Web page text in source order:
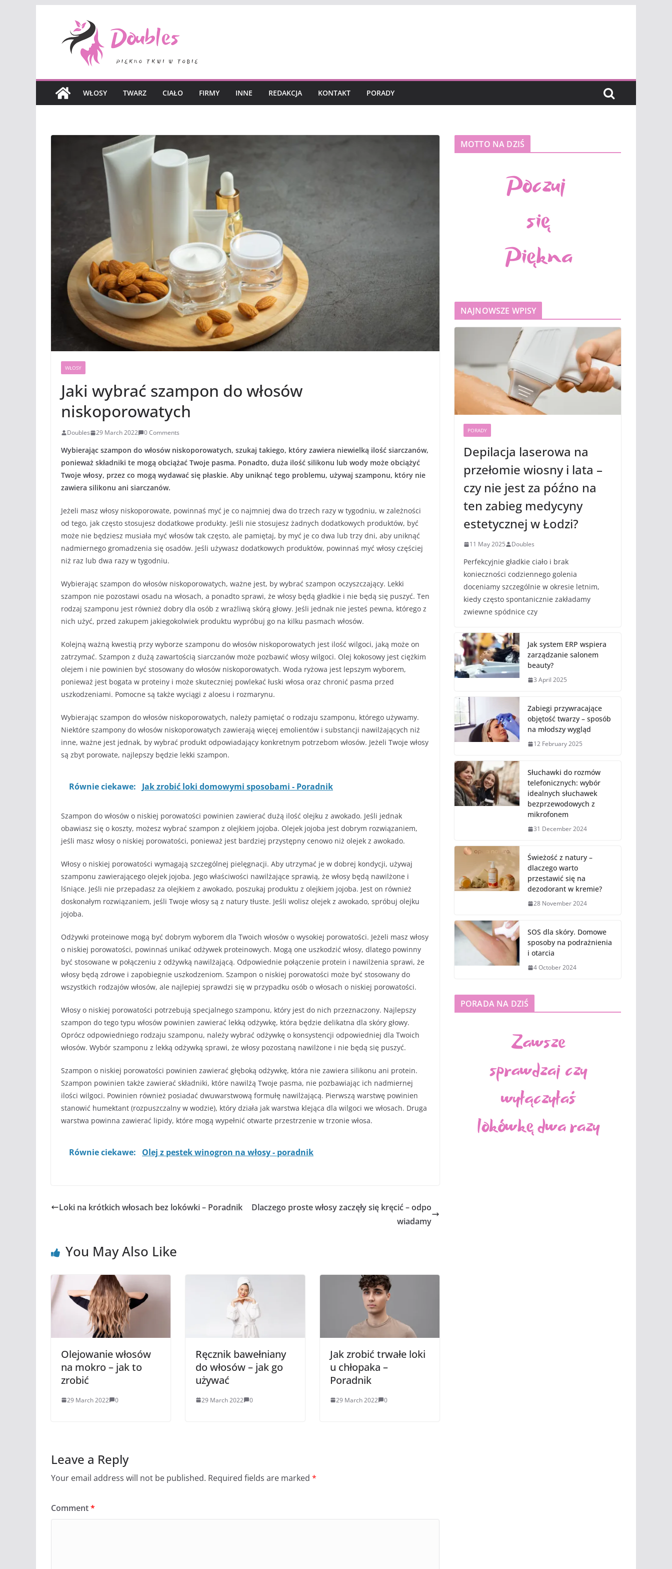
content
WŁOSY TWARZ CIAŁO FIRMY INNE REDAKCJA KONTAKT PORADY
WŁOSY
Jaki wybrać szampon do włosów
niskoporowatych
Doubles 29 March 2022 0 Comments
Wybierając szampon do włosów niskoporowatych, szukaj takiego, który zawiera niewielką ilość siarczanów,
ponieważ składniki te mogą obciążać Twoje pasma. Ponadto, duża ilość silikonu lub wody może obciążyć
Twoje włosy, przez co mogą wydawać się płaskie. Aby uniknąć tego problemu, używaj szamponu, który nie
zawiera silikonu ani siarczanów.
Jeżeli masz włosy niskoporowate, powinnaś myć je co najmniej dwa do trzech razy w tygodniu, w zależności
od tego, jak często stosujesz dodatkowe produkty. Jeśli nie stosujesz żadnych dodatkowych produktów, być
może nie będziesz musiała myć włosów tak często, ale pamiętaj, by myć je co dwa lub trzy dni, aby uniknąć
nadmiernego gromadzenia się osadów. Jeśli używasz dodatkowych produktów, powinnaś myć włosy częściej
niż raz lub dwa razy w tygodniu.
Wybierając szampon do włosów niskoporowatych, ważne jest, by wybrać szampon oczyszczający. Lekki
szampon nie pozostawi osadu na włosach, a ponadto sprawi, że włosy będą gładkie i nie będą się puszyć. Ten
rodzaj szamponu jest również dobry dla osób z wrażliwą skórą głowy. Jeśli jednak nie jesteś pewna, którego z
nich użyć, przed zakupem jakiegokolwiek produktu wypróbuj go na kilku pasmach włosów.
Kolejną ważną kwestią przy wyborze szamponu do włosów niskoporowatych jest ilość wilgoci, jaką może on
zatrzymać. Szampon z dużą zawartością siarczanów może pozbawić włosy wilgoci. Olej kokosowy jest ciężkim
olejem i nie powinien być stosowany do włosów niskoporowatych. Woda ryżowa jest lepszym wyborem,
ponieważ jest bogata w proteiny i może skuteczniej powlekać łuski włosa oraz chronić pasma przed
uszkodzeniami. Pomocne są także wyciągi z aloesu i rozmarynu.
Wybierając szampon do włosów niskoporowatych, należy pamiętać o rodzaju szamponu, którego używamy.
Niektóre szampony do włosów niskoporowatych zawierają więcej emolientów i substancji nawilżających niż
inne, ważne jest jednak, by wybrać produkt odpowiadający konkretnym potrzebom włosów. Jeżeli Twoje włosy
są zbyt porowate, najlepszy będzie lekki szampon.
Równie ciekawe: Jak zrobić loki domowymi sposobami - Poradnik
Szampon do włosów o niskiej porowatości powinien zawierać dużą ilość olejku z awokado. Jeśli jednak
obawiasz się o koszty, możesz wybrać szampon z olejkiem jojoba. Olejek jojoba jest dobrym rozwiązaniem,
jeśli masz włosy o niskiej porowatości, ponieważ jest bardziej przystępny cenowo niż olejek z awokado.
Włosy o niskiej porowatości wymagają szczególnej pielęgnacji. Aby utrzymać je w dobrej kondycji, używaj
szamponu zawierającego olejek jojoba. Jego właściwości nawilżające sprawią, że włosy będą nawilżone i
lśniące. Jeśli nie przepadasz za olejkiem z awokado, poszukaj produktu z olejkiem jojoba. Jest on również
doskonałym rozwiązaniem, jeśli Twoje włosy są z natury tłuste. Jeśli wolisz olejek z awokado, spróbuj olejku
jojoba.
Odżywki proteinowe mogą być dobrym wyborem dla Twoich włosów o wysokiej porowatości. Jeżeli masz włosy
o niskiej porowatości, powinnaś unikać odżywek proteinowych. Mogą one uszkodzić włosy, dlatego powinny
być stosowane w połączeniu z odżywką nawilżającą. Odpowiednie połączenie protein i nawilżenia sprawi, że
włosy będą zdrowe i zapobiegnie uszkodzeniom. Szampon o niskiej porowatości może być stosowany do
wszystkich rodzajów włosów, ale najlepiej sprawdzi się w przypadku osób o włosach o niskiej porowatości.
Włosy o niskiej porowatości potrzebują specjalnego szamponu, który jest do nich przeznaczony. Najlepszy
szampon do tego typu włosów powinien zawierać lekką odżywkę, która będzie delikatna dla skóry głowy.
Oprócz odpowiedniego rodzaju szamponu, należy wybrać odżywkę o konsystencji odpowiedniej dla Twoich
włosów. Wybór szamponu z lekką odżywką sprawi, że włosy pozostaną nawilżone i nie będą się puszyć.
Szampon o niskiej porowatości powinien zawierać głęboką odżywkę, która nie zawiera silikonu ani protein.
Szampon powinien także zawierać składniki, które nawilżą Twoje pasma, nie pozbawiając ich nadmiernej
ilości wilgoci. Powinien również posiadać dwuwarstwową formułę nawilżającą. Pierwszą warstwę powinien
stanowić humektant (rozpuszczalny w wodzie), który działa jak warstwa klejąca dla wilgoci we włosach. Druga
warstwa powinna zawierać lipidy, które mogą wypełnić otwarte przestrzenie w trzonie włosa.
Równie ciekawe: Olej z pestek winogron na włosy - poradnik
Loki na krótkich włosach bez lokówki – Poradnik
Dlaczego proste włosy zaczęły się kręcić – odpo
wiadamy
You May Also Like
Olejowanie włosów
na mokro – jak to
zrobić
29 March 2022 0
Ręcznik bawełniany
do włosów – jak go
używać
29 March 2022 0
Jak zrobić trwałe loki
u chłopaka –
Poradnik
29 March 2022 0
Leave a Reply
Your email address will not be published. Required fields are marked *
Comment*
MOTTO NA DZIŚ
NAJNOWSZE WPISY
PORADY
Depilacja laserowa na
przełomie wiosny i lata –
czy nie jest za późno na
ten zabieg medycyny
estetycznej w Łodzi?
11 May 2025 Doubles
Perfekcyjnie gładkie ciało i brak
konieczności codziennego golenia
doceniamy szczególnie w okresie letnim,
kiedy często spontanicznie zakładamy
zwiewne spódnice czy
Jak system ERP wspiera
zarządzanie salonem
beauty?
3 April 2025
Zabiegi przywracające
objętość twarzy – sposób
na młodszy wygląd
12 February 2025
Słuchawki do rozmów
telefonicznych: wybór
idealnych słuchawek
bezprzewodowych z
mikrofonem
31 December 2024
Świeżość z natury –
dlaczego warto
przestawić się na
dezodorant w kremie?
28 November 2024
SOS dla skóry. Domowe
sposoby na podrażnienia
i otarcia
4 October 2024
PORADA NA DZIŚ